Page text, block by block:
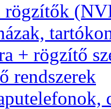
rögzítők
+ rögzítő
rendszerek